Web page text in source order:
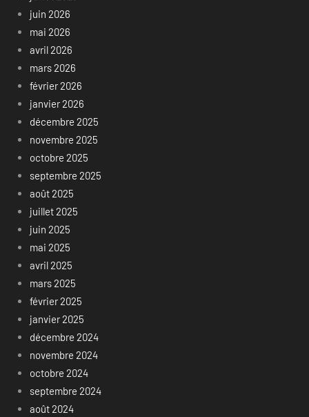
juin 2026
mai 2026
avril 2026
mars 2026
février 2026
janvier 2026
décembre 2025
novembre 2025
octobre 2025
septembre 2025
août 2025
juillet 2025
juin 2025
mai 2025
avril 2025
mars 2025
février 2025
janvier 2025
décembre 2024
novembre 2024
octobre 2024
septembre 2024
août 2024